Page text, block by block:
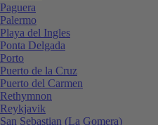
Paguera
Palermo
Playa del Ingles
Ponta Delgada
Porto
Puerto de la Cruz
Puerto del Carmen
Rethymnon
Reykjavik
San Sebastian (La Gomera)